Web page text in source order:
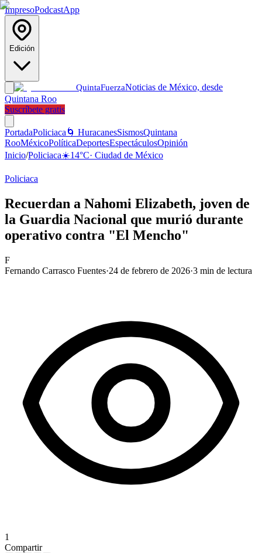
ImpresoPodcastApp
Edición
QuintaFuerzaNoticias de México, desde
Quintana Roo
Suscríbete gratis
PortadaPoliciaca 🌀 HuracanesSismosQuintana
RooMéxicoPolíticaDeportesEspectáculosOpinión
Inicio/Policiaca☀️14°C· Ciudad de México
Policiaca
Recuerdan a Nahomi Elizabeth, joven de
la Guardia Nacional que murió durante
operativo contra "El Mencho"
F
Fernando Carrasco Fuentes·24 de febrero de 2026·3 min de lectura
1
Compartir